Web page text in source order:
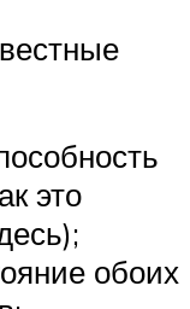
это
обоих